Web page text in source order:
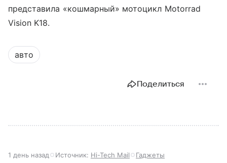
представила «кошмарный» мотоцикл Motorrad
Vision K18.
авто
Поделиться
1 день назад Источник: Hi-Tech Mail Гаджеты